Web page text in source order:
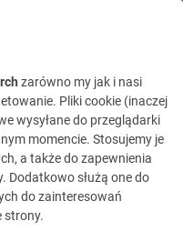
i produkty
zarówno my jak i nasi
Pliki cookie (inaczej
wysyłane do przeglądarki
momencie. Stosujemy je
a także do zapewnienia
Dodatkowo służą one do
do zainteresowań
strony.